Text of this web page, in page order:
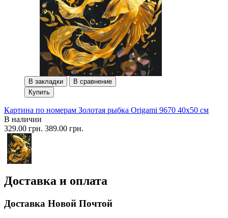
В закладки
В сравнение
Купить
Картина по номерам Золотая рыбка Origami 9670 40x50 см
В наличии
329.00 грн. 389.00 грн.
Доставка и оплата
Доставка Новой Почтой